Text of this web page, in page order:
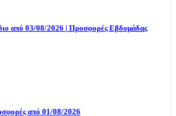
από 03/08/2026 | Προσφορές Εβδομάδας
από 01/08/2026